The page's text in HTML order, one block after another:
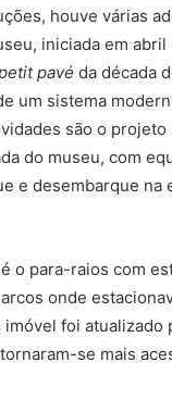
houve várias
iniciada em
pavéda década
um sistema
são o
do museu, com
e desembarque
o para-raios com
onde
foi
se mais